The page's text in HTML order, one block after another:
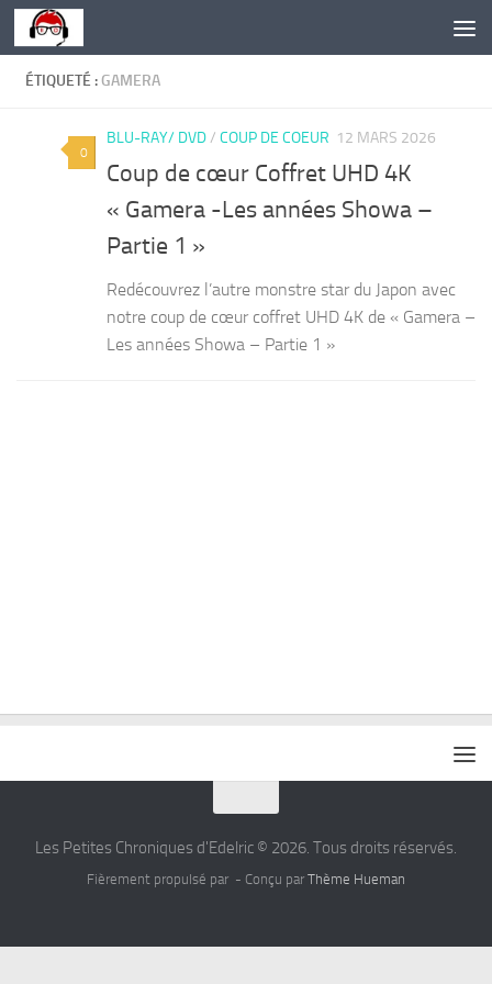
Skip to content
ÉTIQUETÉ : GAMERA
0
BLU-RAY/ DVD/ COUP DE COEUR 12 MARS 2026
Coup de cœur Coffret UHD 4K
« Gamera -Les années Showa –
Partie 1 »
Redécouvrez l’autre monstre star du Japon avec
notre coup de cœur coffret UHD 4K de « Gamera –
Les années Showa – Partie 1 »
Les Petites Chroniques d'Edelric © 2026. Tous droits réservés.
Fièrement propulsé par - Conçu par Thème Hueman